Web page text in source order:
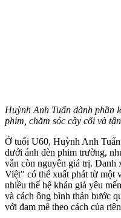
Huỳnh Anh Tuấn dành phần
phim, chăm sóc cây cối và
Ở tuổi U60, Huỳnh Anh
dưới ánh đèn phim trường,
vẫn còn nguyên giá trị. Danh
Việt" có thể xuất phát từ một
nhiều thế hệ khán giả yêu
và cách ông bình thản bước
với đam mê theo cách của